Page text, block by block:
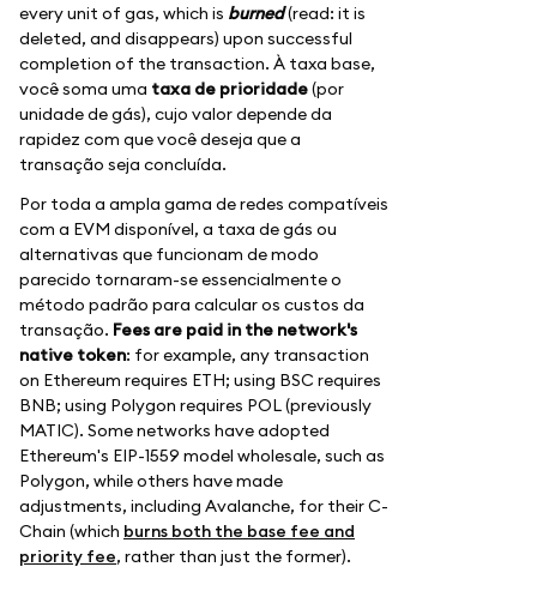
every unit of gas, which is burned(read: it is
deleted, and disappears) upon successful
completion of the transaction. À taxa base,
você soma uma taxa de prioridade(por
unidade de gás), cujo valor depende da
rapidez com que você deseja que a
transação seja concluída.
Por toda a ampla gama de redes compatíveis
com a EVM disponível, a taxa de gás ou
alternativas que funcionam de modo
parecido tornaram-se essencialmente o
método padrão para calcular os custos da
transação. Fees are paid in the network's
native token: for example, any transaction
on Ethereum requires ETH; using BSC requires
BNB; using Polygon requires POL (previously
MATIC). Some networks have adopted
Ethereum's EIP-1559 model wholesale, such as
Polygon, while others have made
adjustments, including Avalanche, for their C-
Chain (which burns both the base fee and
priority fee, rather than just the former).